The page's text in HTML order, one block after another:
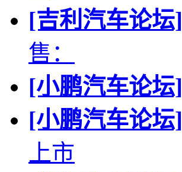
[吉利汽车论坛]
售：
[小鹏汽车论坛]
[小鹏汽车论坛]
上市